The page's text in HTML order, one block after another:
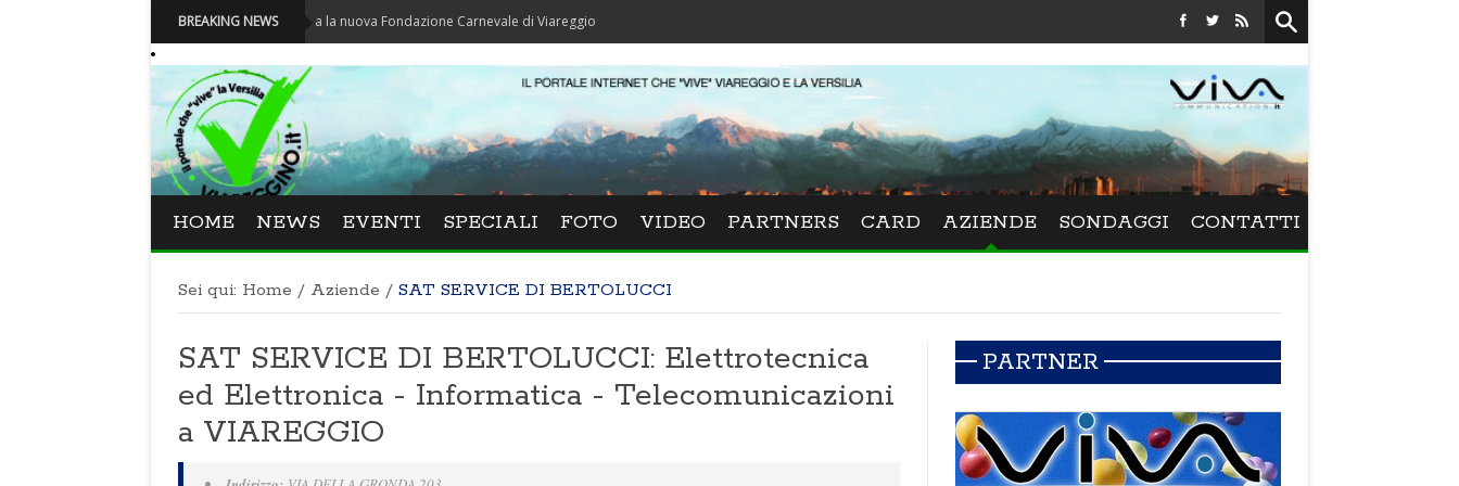
BREAKING NEWS
Carnevale - Nominata la nuova Fondazione Carnevale di Viareggio Festival La Versiliana - La direttrice lucchese Beatrice
HOME NEWS EVENTI SPECIALI FOTO VIDEO PARTNERS CARD AZIENDE SONDAGGI CONTATTI
Sei qui: Home / Aziende / SAT SERVICE DI BERTOLUCCI
SAT SERVICE DI BERTOLUCCI: Elettrotecnica
ed Elettronica - Informatica - Telecomunicazioni
a VIAREGGIO
PARTNER